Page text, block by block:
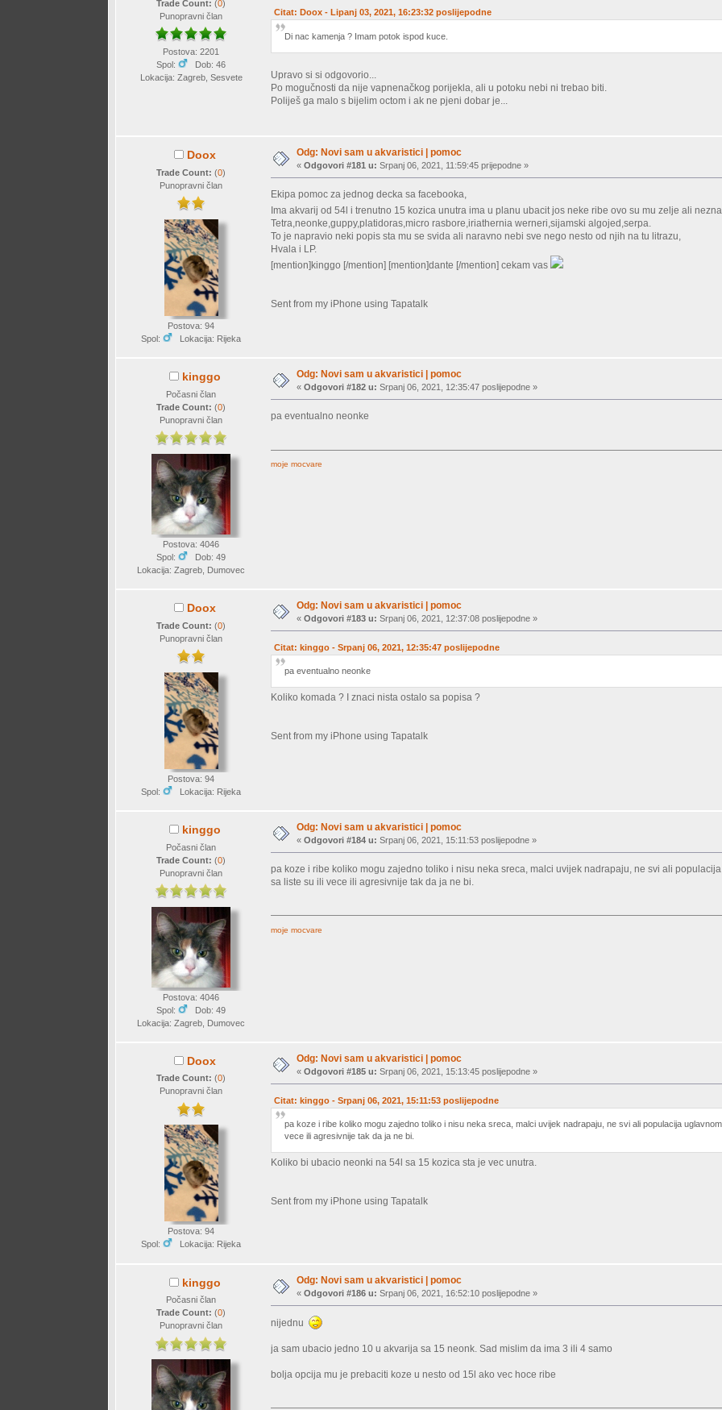
Trade Count:(0)
Punopravni član
Postova: 2201
Spol:
Dob: 46
Lokacija: Zagreb, Sesvete
Citat: Doox - Lipanj 03, 2021, 16:23:32 poslijepodne
Di nac kamenja ? Imam potok ispod kuce.
Upravo si si odgovorio...
Po mogučnosti da nije vapnenačkog porijekla, ali u potoku nebi ni trebao biti.
Poliješ ga malo s bijelim octom i ak ne pjeni dobar je...
Doox
Trade Count:(0)
Punopravni član
Postova: 94
Spol:
Lokacija: Rijeka
Odg: Novi sam u akvaristici | pomoc
«Odgovori #181 u: Srpanj 06, 2021, 11:59:45 prijepodne »
Ekipa pomoc za jednog decka sa facebooka,
Ima akvarij od 54l i trenutno 15 kozica unutra ima u planu ubacit jos neke ribe ovo su mu zelje ali
Tetra,neonke,guppy,platidoras,micro rasbore,iriathernia werneri,sijamski algojed,serpa.
To je napravio neki popis sta mu se svida ali naravno nebi sve nego nesto od njih na tu litrazu,
Hvala i LP.
[mention]kinggo [/mention] [mention]dante [/mention] cekam vas
Sent from my iPhone using Tapatalk
kinggo
Počasni član
Trade Count:(0)
Punopravni član
Postova: 4046
Spol:
Dob: 49
Lokacija: Zagreb, Dumovec
Odg: Novi sam u akvaristici | pomoc
«Odgovori #182 u: Srpanj 06, 2021, 12:35:47 poslijepodne »
pa eventualno neonke
moje mocvare
Doox
Trade Count:(0)
Punopravni član
Postova: 94
Spol:
Lokacija: Rijeka
Odg: Novi sam u akvaristici | pomoc
«Odgovori #183 u: Srpanj 06, 2021, 12:37:08 poslijepodne »
Citat: kinggo - Srpanj 06, 2021, 12:35:47 poslijepodne
pa eventualno neonke
Koliko komada ? I znaci nista ostalo sa popisa ?
Sent from my iPhone using Tapatalk
kinggo
Počasni član
Trade Count:(0)
Punopravni član
Postova: 4046
Spol:
Dob: 49
Lokacija: Zagreb, Dumovec
Odg: Novi sam u akvaristici | pomoc
«Odgovori #184 u: Srpanj 06, 2021, 15:11:53 poslijepodne »
pa koze i ribe koliko mogu zajedno toliko i nisu neka sreca, malci uvijek nadrapaju, ne svi ali
sa liste su ili vece ili agresivnije tak da ja ne bi.
moje mocvare
Doox
Trade Count:(0)
Punopravni član
Postova: 94
Spol:
Lokacija: Rijeka
Odg: Novi sam u akvaristici | pomoc
«Odgovori #185 u: Srpanj 06, 2021, 15:13:45 poslijepodne »
Citat: kinggo - Srpanj 06, 2021, 15:11:53 poslijepodne
pa koze i ribe koliko mogu zajedno toliko i nisu neka sreca, malci uvijek nadrapaju, ne svi ali populacija
vece ili agresivnije tak da ja ne bi.
Koliko bi ubacio neonki na 54l sa 15 kozica sta je vec unutra.
Sent from my iPhone using Tapatalk
kinggo
Počasni član
Trade Count:(0)
Punopravni član
Odg: Novi sam u akvaristici | pomoc
«Odgovori #186 u: Srpanj 06, 2021, 16:52:10 poslijepodne »
nijednu
ja sam ubacio jedno 10 u akvarija sa 15 neonk. Sad mislim da ima 3 ili 4 samo
bolja opcija mu je prebaciti koze u nesto od 15l ako vec hoce ribe